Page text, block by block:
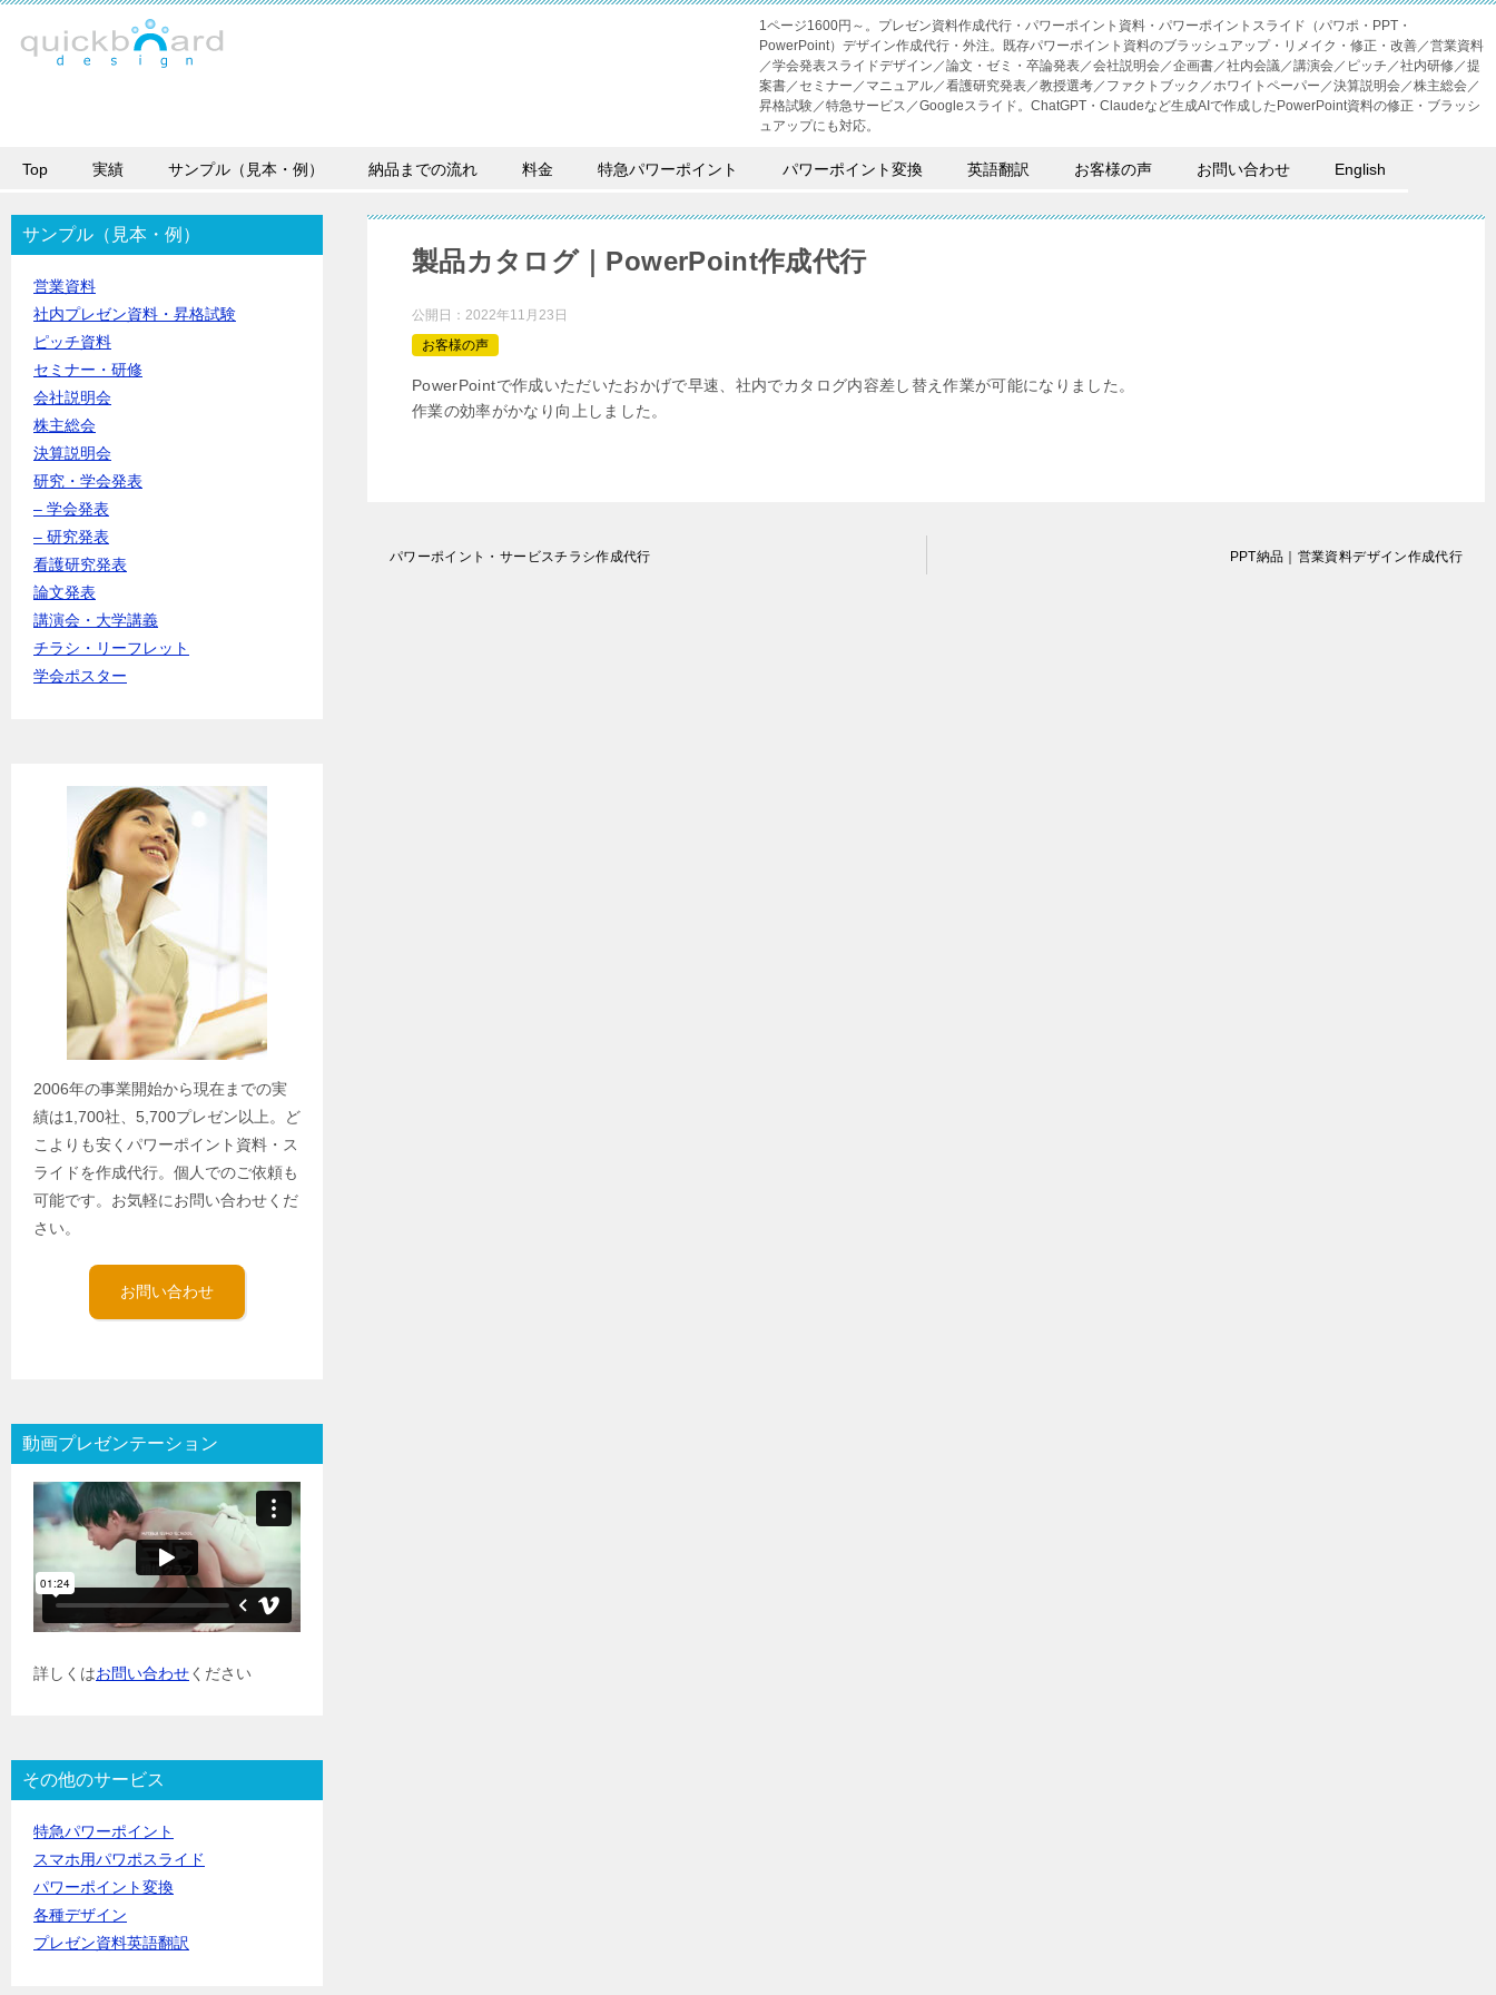
1ページ1600円～。プレゼン資料作成代行・パワーポイント資料・パワーポイントスライド（パワポ・PPT・
PowerPoint）デザイン作成代行・外注。既存パワーポイント資料のブラッシュアップ・リメイク・修正・改善／営業資料
／学会発表スライドデザイン／論文・ゼミ・卒論発表／会社説明会／企画書／社内会議／講演会／ピッチ／社内研修／提
案書／セミナー／マニュアル／看護研究発表／教授選考／ファクトブック／ホワイトペーパー／決算説明会／株主総会／
昇格試験／特急サービス／Googleスライド。ChatGPT・Claudeなど生成AIで作成したPowerPoint資料の修正・ブラッシ
ュアップにも対応。
Top 実績 サンプル（見本・例） 納品までの流れ 料金 特急パワーポイント パワーポイント変換 英語翻訳 お客様の声 お問い合わせ English
製品カタログ｜PowerPoint作成代行
公開日： 2022年11月23日
お客様の声
PowerPointで作成いただいたおかげで早速、社内でカタログ内容差し替え作業が可能になりました。
作業の効率がかなり向上しました。
パワーポイント・サービスチラシ作成代行 PPT納品｜営業資料デザイン作成代行
サンプル（見本・例）
営業資料
社内プレゼン資料・昇格試験
ピッチ資料
セミナー・研修
会社説明会
株主総会
決算説明会
研究・学会発表
– 学会発表
– 研究発表
看護研究発表
論文発表
講演会・大学講義
チラシ・リーフレット
学会ポスター
2006年の事業開始から現在までの実
績は1,700社、5,700プレゼン以上。ど
こよりも安くパワーポイント資料・ス
ライドを作成代行。個人でのご依頼も
可能です。お気軽にお問い合わせくだ
さい。
お問い合わせ
動画プレゼンテーション
詳しくはお問い合わせください
その他のサービス
特急パワーポイント
スマホ用パワポスライド
パワーポイント変換
各種デザイン
プレゼン資料英語翻訳